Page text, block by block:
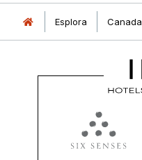
Esplora Canada